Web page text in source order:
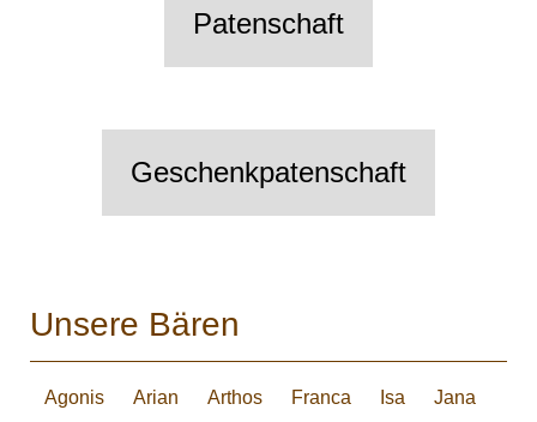
Patenschaft
Geschenkpatenschaft
Unsere Bären
Agonis Arian Arthos Franca Isa
Jana